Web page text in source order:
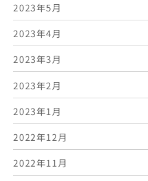
2023年5月
2023年4月
2023年3月
2023年2月
2023年1月
2022年12月
2022年11月